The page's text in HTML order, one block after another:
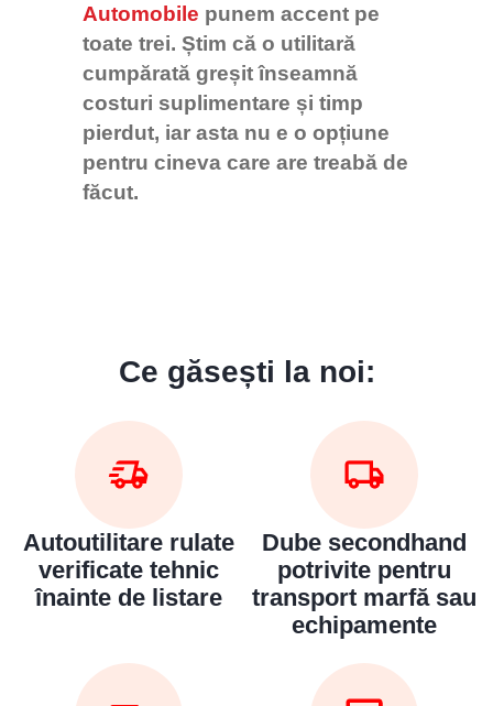
Automobile punem accent pe
toate trei. Știm că o utilitară
cumpărată greșit înseamnă
costuri suplimentare și timp
pierdut, iar asta nu e o opțiune
pentru cineva care are treabă de
făcut.
Ce găsești la noi:
Autoutilitare rulate
verificate tehnic
înainte de listare
Dube secondhand
potrivite pentru
transport marfă sau
echipamente